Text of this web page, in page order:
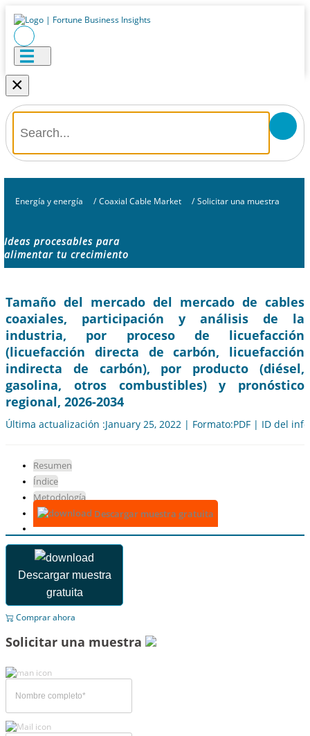
×
Energía y energía / Coaxial Cable Market / Solicitar una muestra
Ideas procesables para
alimentar tu crecimiento
Tamaño del mercado del mercado de cables
coaxiales, participación y análisis de la
industria, por proceso de licuefacción
(licuefacción directa de carbón, licuefacción
indirecta de carbón), por producto (diésel,
gasolina, otros combustibles) y pronóstico
regional, 2026-2034
Última actualización :January 25, 2022 | Formato:PDF | ID del
Resumen
Índice
Metodología
Descargar muestra gratuita
Descargar muestra
gratuita
Comprar ahora
Solicitar una muestra